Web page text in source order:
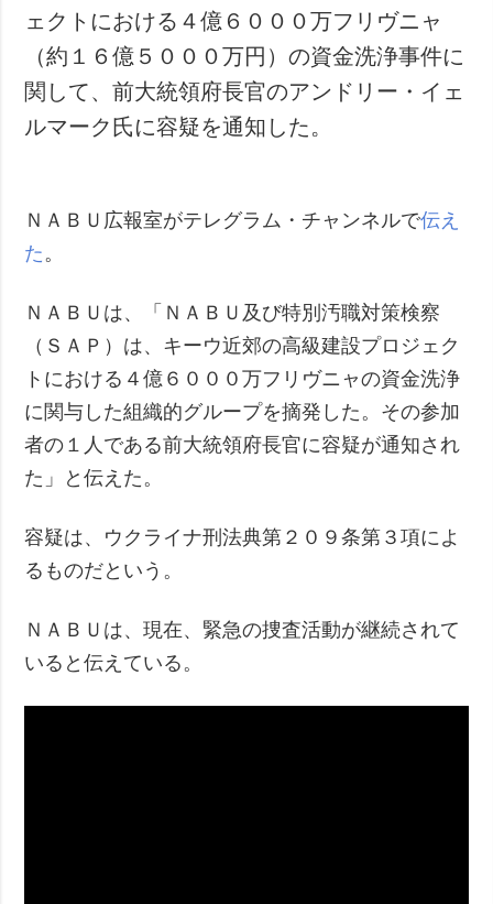
ェクトにおける４億６０００万フリヴニャ
（約１６億５０００万円）の資金洗浄事件に
関して、前大統領府長官のアンドリー・イェ
ルマーク氏に容疑を通知した。
ＮＡＢＵ広報室がテレグラム・チャンネルで伝え
た。
ＮＡＢＵは、「ＮＡＢＵ及び特別汚職対策検察
（ＳＡＰ）は、キーウ近郊の高級建設プロジェク
トにおける４億６０００万フリヴニャの資金洗浄
に関与した組織的グループを摘発した。その参加
者の１人である前大統領府長官に容疑が通知され
た」と伝えた。
容疑は、ウクライナ刑法典第２０９条第３項によ
るものだという。
ＮＡＢＵは、現在、緊急の捜査活動が継続されて
いると伝えている。